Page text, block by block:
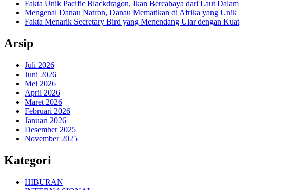
Fakta Unik Pacific Blackdragon, Ikan Bercahaya dari Laut Dalam
Mengenal Danau Natron, Danau Mematikan di Afrika yang Unik
Fakta Menarik Secretary Bird yang Menendang Ular dengan Kuat
Arsip
Juli 2026
Juni 2026
Mei 2026
April 2026
Maret 2026
Februari 2026
Januari 2026
Desember 2025
November 2025
Kategori
HIBURAN